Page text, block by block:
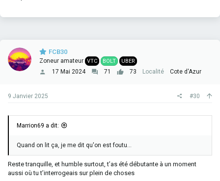
FCB30
Zoneur amateur VTC BOLT UBER
17 Mai 2024 71 73 Localité Cote d'Azur
9 Janvier 2025 #30
Marrion69 a dit:
Quand on lit ça, je me dit qu'on est foutu...
Reste tranquille, et humble surtout, t’as été débutante à un moment
aussi où tu t’interrogeais sur plein de choses